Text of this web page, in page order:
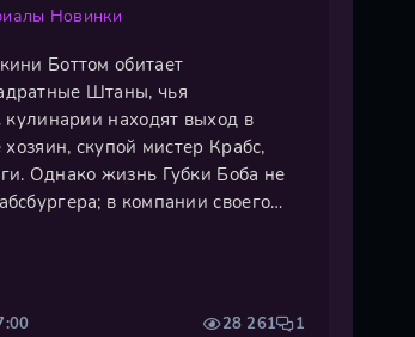
Новинки
Боттом обитает
Штаны, чья
кулинарии находят выход в
скупой мистер Крабс,
Однако жизнь Губки Боба не
в компании своего
28 261 1